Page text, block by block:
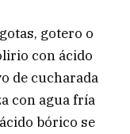
gotero o
con ácido
de cucharada
con agua fría
bórico se